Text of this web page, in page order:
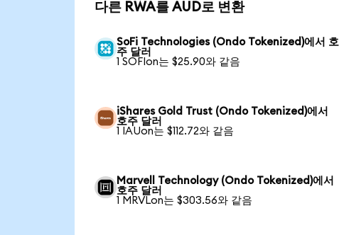
다른 RWA를 AUD로 변환
SoFi Technologies (Ondo Tokenized)에서 호
주 달러
1 SOFIon는 $25.90와 같음
iShares Gold Trust (Ondo Tokenized)에서
호주 달러
1 IAUon는 $112.72와 같음
Marvell Technology (Ondo Tokenized)에서
호주 달러
1 MRVLon는 $303.56와 같음